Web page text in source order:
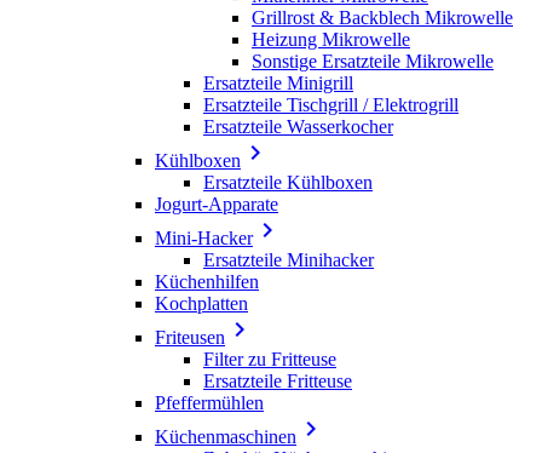
Grillrost & Backblech Mikrowelle
Heizung Mikrowelle
Sonstige Ersatzteile Mikrowelle
Ersatzteile Minigrill
Ersatzteile Tischgrill / Elektrogrill
Ersatzteile Wasserkocher
Kühlboxen 
Ersatzteile Kühlboxen
Jogurt-Apparate
Mini-Hacker
Ersatzteile Minihacker
Küchenhilfen
Kochplatten
Friteusen 
Filter zu Fritteuse
Ersatzteile Fritteuse
Pfeffermühlen
Küchenmaschinen 